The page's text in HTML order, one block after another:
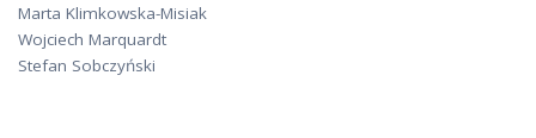
Marta Klimkowska-Misiak
Wojciech Marquardt
Stefan Sobczyński